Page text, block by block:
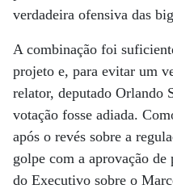
verdadeira ofensiva das
A combinação foi
projeto e, para evitar um
relator, deputado Orlando
votação fosse adiada.
após o revés sobre a
golpe com a aprovação
do Executivo sobre o